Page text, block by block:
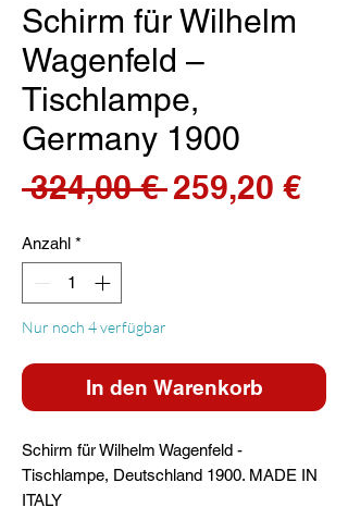
Schirm für Wilhelm
Wagenfeld –
Tischlampe,
Germany 1900
324,00 € 259,20 €
Anzahl *
Nur noch 4 verfügbar
In den Warenkorb
Schirm für Wilhelm Wagenfeld -
Tischlampe, Deutschland 1900. MADE IN
ITALY